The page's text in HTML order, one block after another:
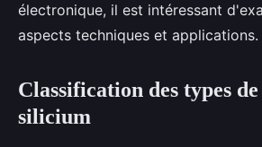
électronique, il est intéressant
aspects techniques et applications.
Classification des types
silicium